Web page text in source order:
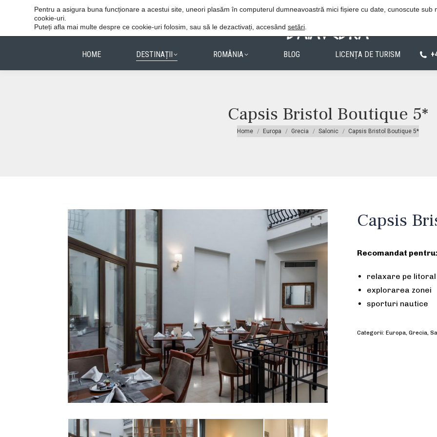
Vacanțele reușite stau în detalii. Procedura de rezervare Politica de
HOME DESTINAȚII ROMÂNIA BLOG LICENȚA DE TURISM
Capsis Bristol Boutique 5*
You are here:
Home Europa Grecia Salonic Capsis Bristol Boutique 5*
Capsis
Recomandat pentru:
relaxare pe litoral
explorarea zonei
sporturi nautice
Categorii: Europa, Grecia,
Pentru a asigura buna funcționare a acestui site, uneori plasăm în computerul dumneavoastră mici fișiere cu date, cunoscute sub
cookie-uri.
Puteți afla mai multe despre ce cookie-uri folosim, sau să le dezactivați, accesând setări